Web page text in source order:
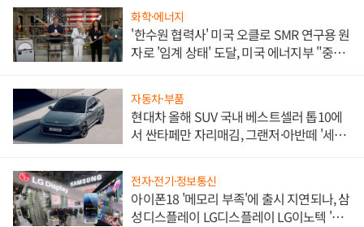
화학·에너지
'한수원 협력사' 미국 오클로 SMR 연구용 원
자로 '임계 상태' 도달, 미국 에너지부 "중요
자동차·부품
현대차 올해 SUV 국내 베스트셀러 톱10에
서 싼타페만 자리매김, 그랜저·아반떼 '세단
전자·전기·정보통신
아이폰18 '메모리 부족'에 출시 지연되나, 삼
성디스플레이 LG디스플레이 LG이노텍 '탈